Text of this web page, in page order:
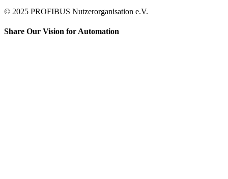
© 2025 PROFIBUS Nutzerorganisation e.V.
Share Our Vision for Automation